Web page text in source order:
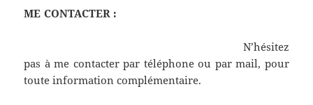
ME CONTACTER :
N’hésitez
pas à me contacter par téléphone ou par mail, pour
toute information complémentaire.